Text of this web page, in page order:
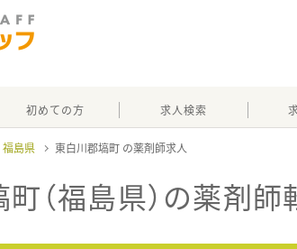
初めての方 求人検索
福島県 東白川郡塙町
（福島県） の薬剤師